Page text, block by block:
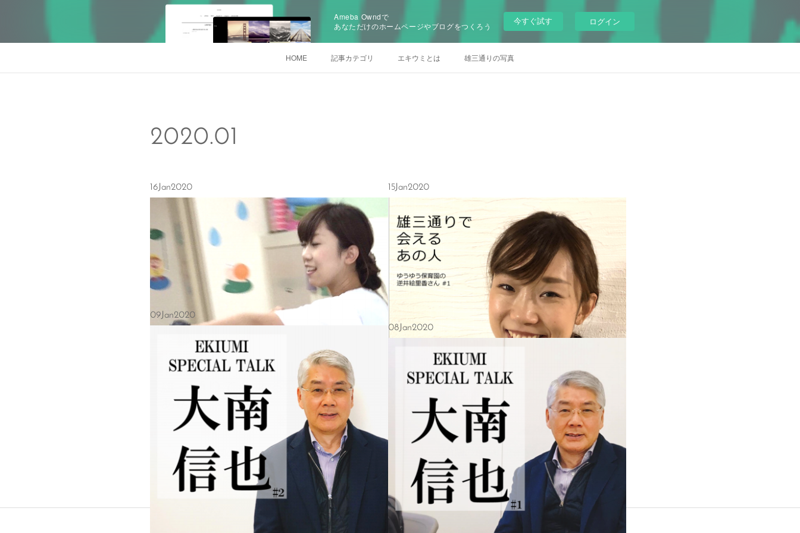
Ameba Owndで
あなただけのホームページやブログをつくろう
今すぐ試す ログイン
HOME 記事カテゴリ エキウミとは 雄三通りの写真
2020.01
16Jan2020
（前回の記事はこちら → 幼児教育の中にその国の文化が詰まっている）■
遊びたくなる大人であること▼保育の様子
15Jan2020
雄三通りで働く人にお話を伺う「雄三通りで会えるあの人」。今回は、湘
南へ移住して５年。茅ヶ崎の雄三通りにある保育園に勤める保育士、逆井
絵里香さんです。海外で幼児教育のワーキングホリデーを経験されて感…
09Jan2020
08Jan2020
Copyright 雄三通りスマイルプロジェクト(YSP) All Rights Reserved.